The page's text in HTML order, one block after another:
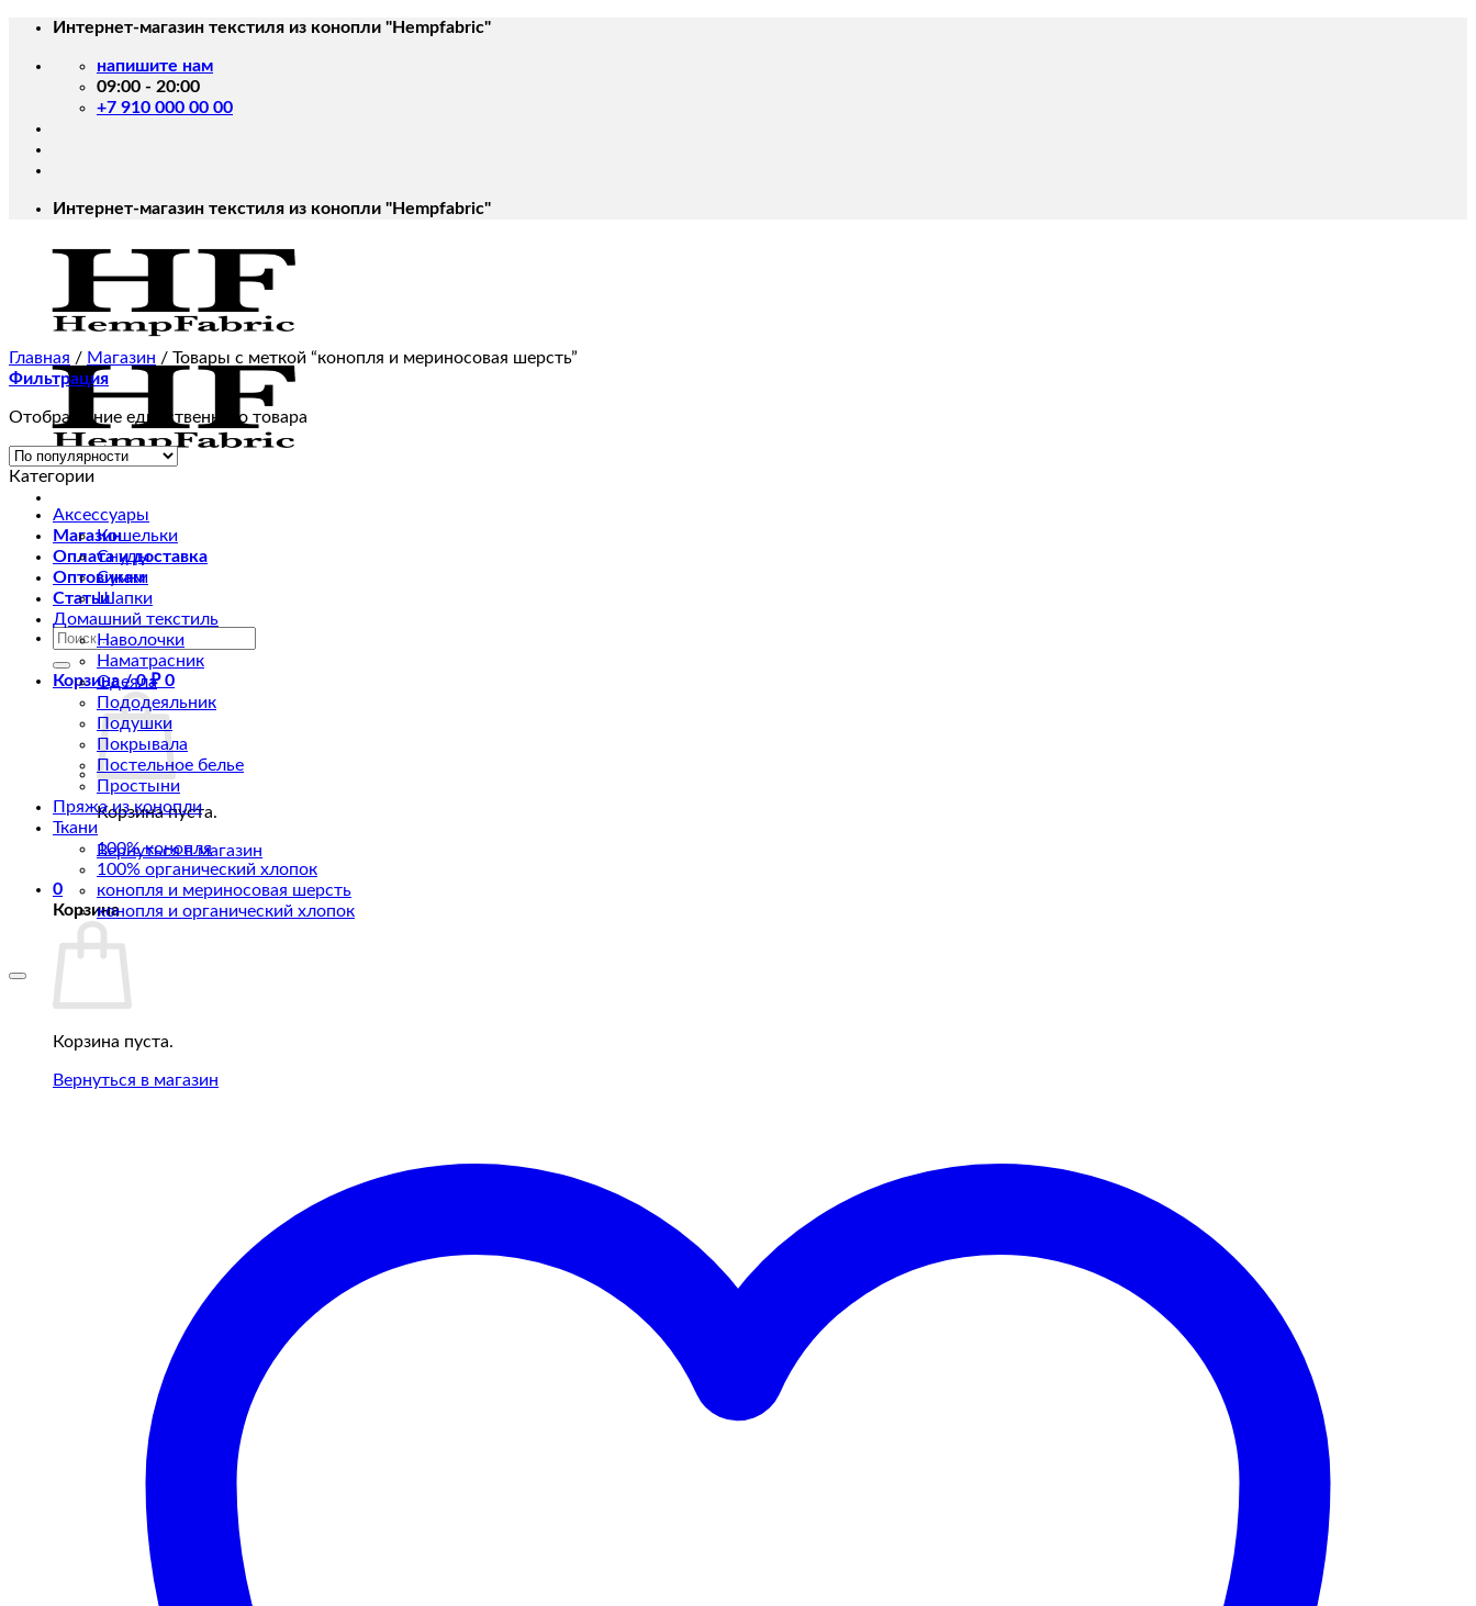
Skip
content
Интернет-магазин текстиля из конопли "Hempfabric"
напишите нам
09:00 - 20:00
+7 910 000 00 00
Интернет-магазин текстиля из конопли "Hempfabric"
Магазин
Оплата и доставка
Оптовикам
Статьи
Искать:
Корзина /0₽ 0
Корзина пуста.
Вернуться в магазин
0
Корзина
Корзина пуста.
Вернуться в магазин
Главная / Магазин / Товары с меткой “конопля и мериносовая шерсть”
Фильтрация
Отображение единственного товара
Категории
Аксессуары
Кошельки
Снуды
Сумки
Шапки
Домашний текстиль
Наволочки
Наматрасник
Одеяла
Пододеяльник
Подушки
Покрывала
Постельное белье
Простыни
Пряжа из конопли
Ткани
100% конопля
100% органический хлопок
конопля и мериносовая шерсть
конопля и органический хлопок